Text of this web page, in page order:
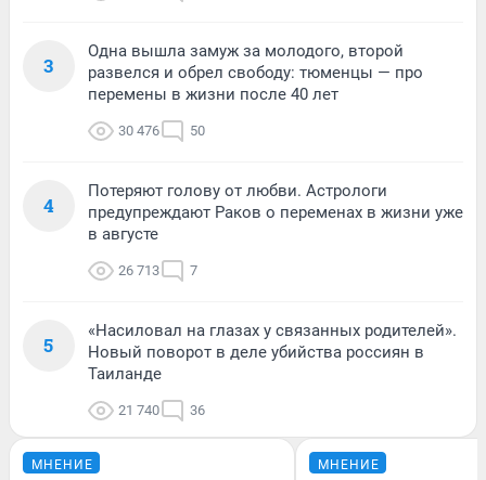
3
Одна вышла замуж за молодого, второй
развелся и обрел свободу: тюменцы — про
перемены в жизни после 40 лет
30 476 50
4
Потеряют голову от любви. Астрологи
предупреждают Раков о переменах в жизни уже
в августе
26 713 7
5
«Насиловал на глазах у связанных родителей».
Новый поворот в деле убийства россиян в
Таиланде
21 740 36
МНЕНИЕ МНЕНИЕ